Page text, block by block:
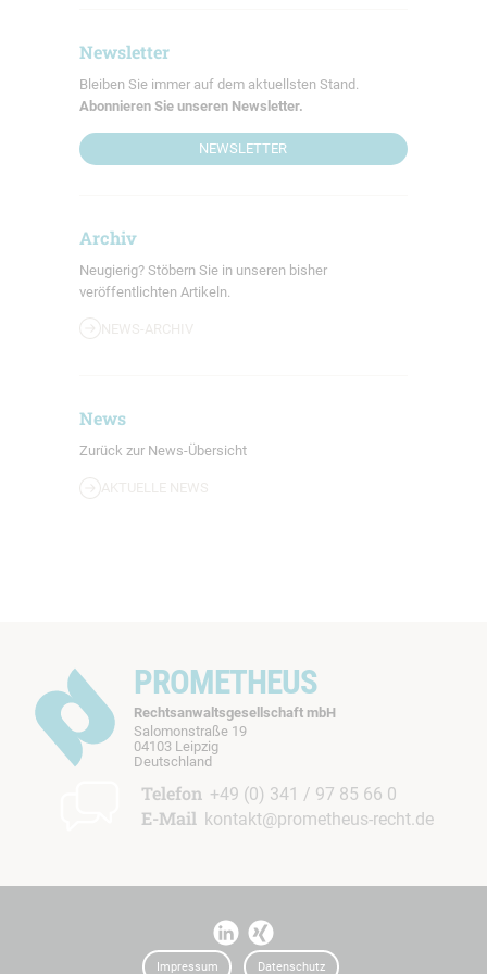
Newsletter
Bleiben Sie immer auf dem aktuellsten Stand.
Abonnieren Sie unseren Newsletter.
NEWSLETTER
Archiv
Neugierig? Stöbern Sie in unseren bisher
veröffentlichten Artikeln.
NEWS-ARCHIV
News
Zurück zur News-Übersicht
AKTUELLE NEWS
PROMETHEUS
Rechtsanwaltsgesellschaft mbH
Salomonstraße 19
04103 Leipzig
Deutschland
b
Telefon +49 (0) 341 / 97 85 66 0
E-Mail kontakt@prometheus-recht.de
Impressum Datenschutz